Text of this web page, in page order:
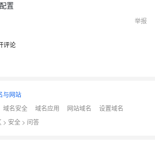
置
举报
评论
与网站
域名安全 域名应用 网站域名
设置域名
> 安全 > 问答